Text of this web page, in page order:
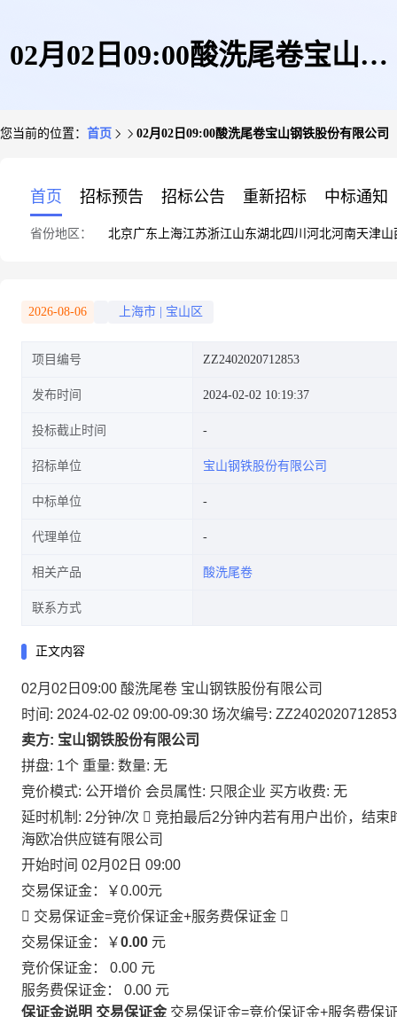
02月02日09:00酸洗尾卷宝山钢
您当前的位置： 首页 02月02日09:00酸洗尾卷宝山钢铁股份有限公司
首页 招标预告 招标公告 重新招标 中标通知
省份地区： 北京广东 上海江苏浙江山东湖北四川 河北河南天津山
2026-08-06 上海市 宝山区
项目编号 ZZ2402020712853
发布时间 2024-02-02 10:19:37
投标截止时间
招标单位 宝山钢铁股份有限公司
中标单位
代理单位
相关产品 酸洗尾卷
联系方式
正文内容
02月02日09:00 酸洗尾卷 宝山钢铁股份有限公司
时间: 2024-02-02 09:00-09:30 场次编号: ZZ2402020712853
卖方: 宝山钢铁股份有限公司
拼盘: 1个 重量: 数量: 无
竞价模式: 公开增价 会员属性: 只限企业 买方收费: 无
延时机制: 2分钟/次  竞拍最后2分钟内若有用户出价，结
海欧冶供应链有限公司
开始时间 02月02日 09:00
交易保证金：
￥0.00元
 交易保证金=竞价保证金+服务费保证金 
交易保证金：￥0.00 元
竞价保证金： 0.00 元
服务费保证金： 0.00 元
保证金说明 交易保证金 交易保证金=竞价保证金+服务费保